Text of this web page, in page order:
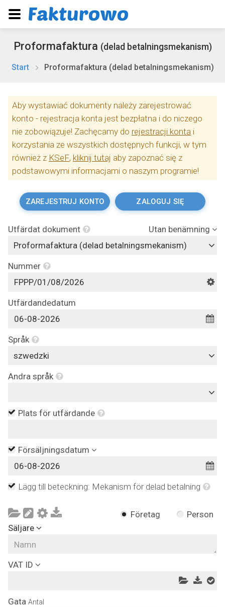
Proformafaktura (delad betalningsmekanism)
Start Proformafaktura (delad betalningsmekanism)
Aby wystawiać dokumenty należy zarejestrować
konto - rejestracja konta jest bezpłatna i do niczego
nie zobowiązuje! Zachęcamy do rejestracji konta i
korzystania ze wszystkich dostępnych funkcji, w tym
również z KSeF, kliknij tutaj aby zapoznać się z
podstawowymi informacjami o naszym programie!
ZAREJESTRUJ KONTO ZALOGUJ SIĘ
Utfärdat dokument
Utan benämning
Proformafaktura (delad betalningsmekanism)
Nummer
Utfärdandedatum
Språk
szwedzki
Andra språk
Plats för utfärdande
Försäljningsdatum
Lägg till beteckning: Mekanism för delad betalning
Företag
Person
Säljare
VAT ID
Gata Antal